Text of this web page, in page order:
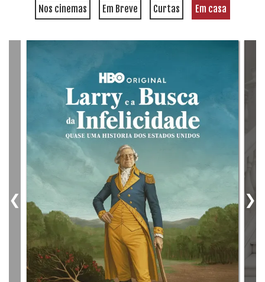
Nos cinemas Em Breve Curtas Em casa
❮ ❯